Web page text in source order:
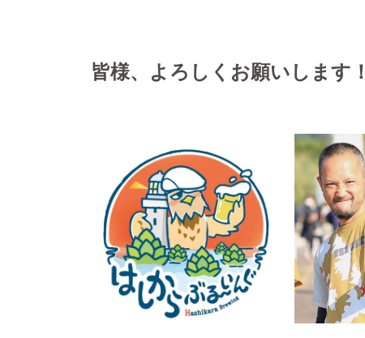
皆様、よろしくお願いします！